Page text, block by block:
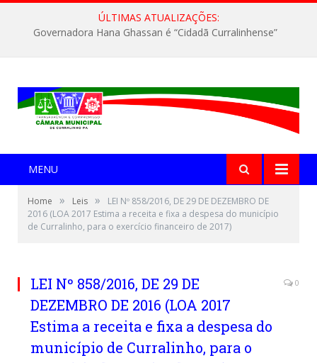
ÚLTIMAS ATUALIZAÇÕES:
Governadora Hana Ghassan é “Cidadã Curralinhense”
MENU
Home » Leis »
LEI Nº 858/2016, DE 29 DE DEZEMBRO DE
2016 (LOA 2017 Estima a receita e fixa a despesa do município
de Curralinho, para o exercício financeiro de 2017)
LEI Nº 858/2016, DE 29 DE
DEZEMBRO DE 2016 (LOA 2017
Estima a receita e fixa a despesa do
município de Curralinho, para o
0